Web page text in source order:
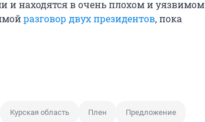
и находятся в очень плохом и уязвимом
разговор двух президентов, пока
Курская область Плен Предложение